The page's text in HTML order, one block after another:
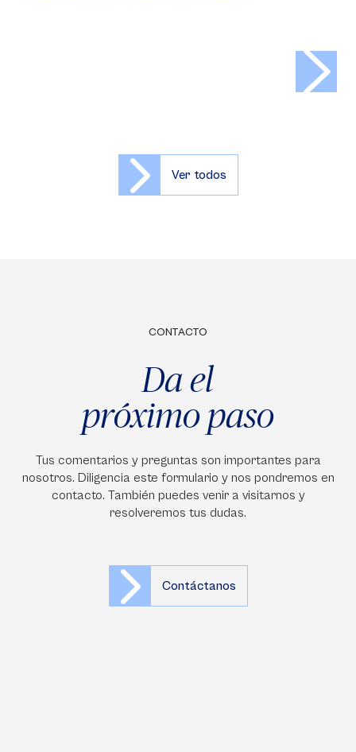
Ver todos
CONTACTO
Da el
próximo paso
Tus comentarios y preguntas son importantes para
nosotros. Diligencia este formulario y nos pondremos en
contacto. También puedes venir a visitarnos y
resolveremos tus dudas.
Contáctanos